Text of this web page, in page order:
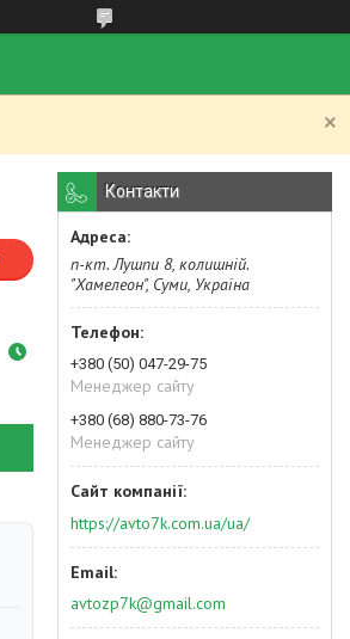
Контакти
п-кт. Лушпи 8, колишній.
"Хамелеон", Суми, Україна
+380 (50) 047-29-75
Менеджер сайту
+380 (68) 880-73-76
Менеджер сайту
https://avto7k.com.ua/ua/
avtozp7k@gmail.com